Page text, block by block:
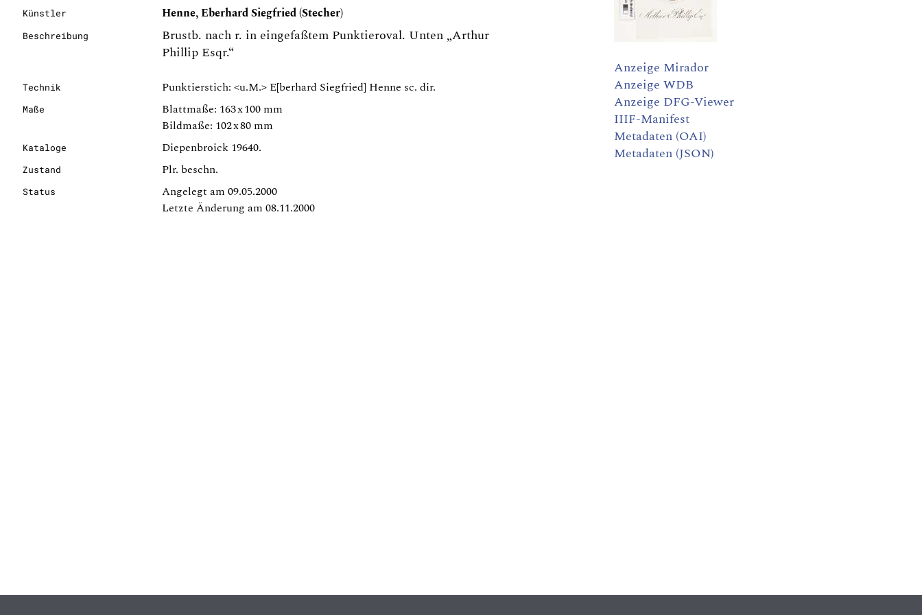
Künstler Henne, Eberhard Siegfried (Stecher)
Beschreibung
Brustb. nach r. in eingefaßtem Punktieroval. Unten „Arthur
Phillip Esqr.“
Technik Punktierstich: <u.M.> E[berhard Siegfried] Henne sc. dir.
Maße
Blattmaße: 163 x 100 mm
Bildmaße: 102 x 80 mm
Kataloge Diepenbroick 19640.
Zustand Plr. beschn.
Status
Angelegt am 09.05.2000
Letzte Änderung am 08.11.2000
Anzeige Mirador
Anzeige WDB
Anzeige DFG-Viewer
IIIF-Manifest
Metadaten (OAI)
Metadaten (JSON)